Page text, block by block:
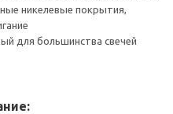
никелевые покрытия,
для большинства свечей